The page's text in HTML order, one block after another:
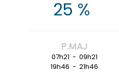
25 %
P.MAJ
07h21 - 09h21
19h46 - 21h46